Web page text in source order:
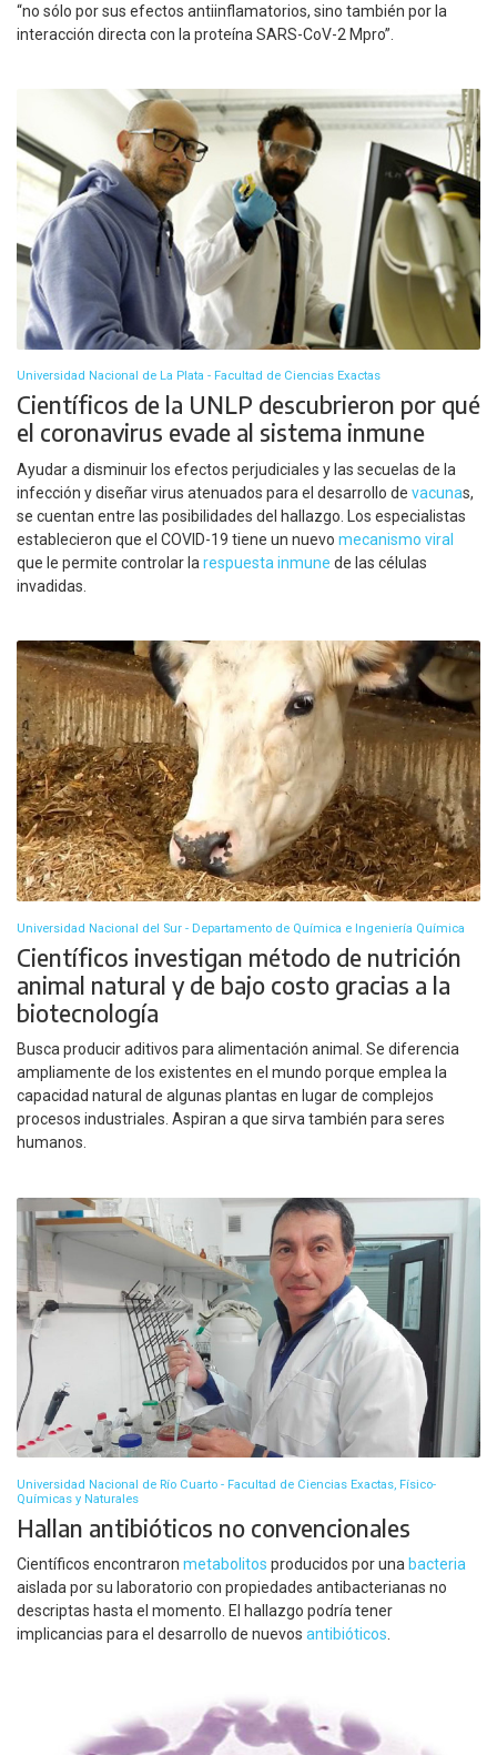
“no sólo por sus efectos antiinflamatorios, sino también por la
interacción directa con la proteína SARS-CoV-2 Mpro”.
Universidad Nacional de La Plata - Facultad de Ciencias Exactas
Científicos de la UNLP descubrieron por qué
el coronavirus evade al sistema inmune
Ayudar a disminuir los efectos perjudiciales y las secuelas de la
infección y diseñar virus atenuados para el desarrollo de vacunas,
se cuentan entre las posibilidades del hallazgo. Los especialistas
establecieron que el COVID-19 tiene un nuevo mecanismo viral
que le permite controlar la respuesta inmune de las células
invadidas.
Universidad Nacional del Sur - Departamento de Química e Ingeniería Química
Científicos investigan método de nutrición
animal natural y de bajo costo gracias a la
biotecnología
Busca producir aditivos para alimentación animal. Se diferencia
ampliamente de los existentes en el mundo porque emplea la
capacidad natural de algunas plantas en lugar de complejos
procesos industriales. Aspiran a que sirva también para seres
humanos.
Universidad Nacional de Río Cuarto - Facultad de Ciencias Exactas, Físico-
Químicas y Naturales
Hallan antibióticos no convencionales
Científicos encontraron metabolitos producidos por una bacteria
aislada por su laboratorio con propiedades antibacterianas no
descriptas hasta el momento. El hallazgo podría tener
implicancias para el desarrollo de nuevos antibióticos.